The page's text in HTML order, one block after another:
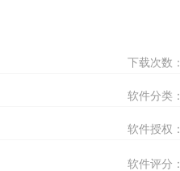
下载次数：
软件分类：
软件授权：
软件评分：